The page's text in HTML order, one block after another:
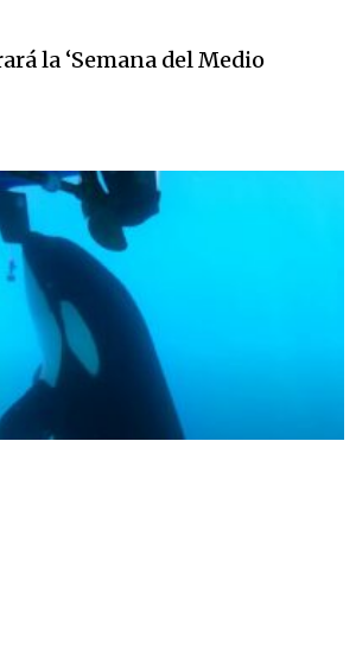
la ‘Semana del Medio